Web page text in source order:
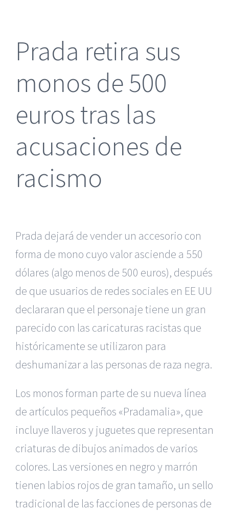
Prada retira sus
monos de 500
euros tras las
acusaciones de
racismo
Prada dejará de vender un accesorio con
forma de mono cuyo valor asciende a 550
dólares (algo menos de 500 euros), después
de que usuarios de redes sociales en EE UU
declararan que el personaje tiene un gran
parecido con las caricaturas racistas que
históricamente se utilizaron para
deshumanizar a las personas de raza negra.
Los monos forman parte de su nueva línea
de artículos pequeños «Pradamalia», que
incluye llaveros y juguetes que representan
criaturas de dibujos animados de varios
colores. Las versiones en negro y marrón
tienen labios rojos de gran tamaño, un sello
tradicional de las facciones de personas de